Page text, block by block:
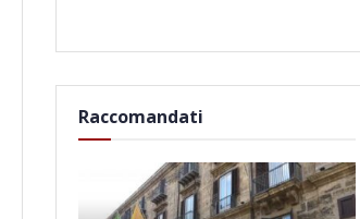
Raccomandati